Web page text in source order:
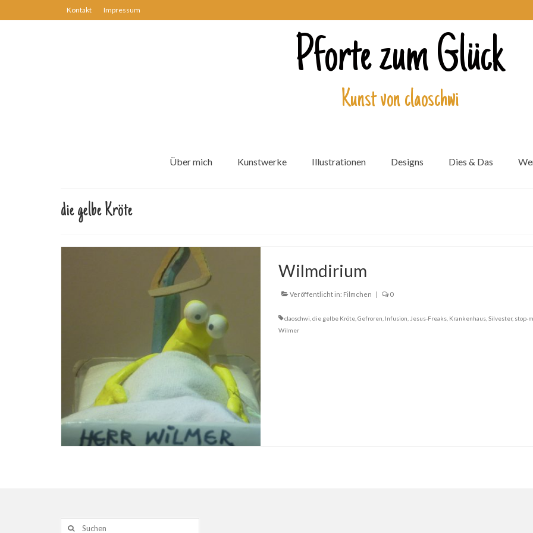
Kontakt Impressum
Pforte zum Glück
Kunst von claoschwi
Über mich Kunstwerke Illustrationen Designs Dies & Das
die gelbe Kröte
Wilmdirium
Veröffentlicht in: Filmchen | 0
claoschwi die gelbe Kröte, Gefroren Infusion Jesus-Freaks, Krankenhaus, Silvester, stop-
Wilmer